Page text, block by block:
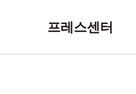
프레스센터